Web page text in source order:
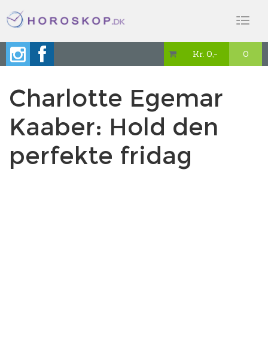
 Kr. 0,- 0
Charlotte Egemar
Kaaber: Hold den
perfekte fridag